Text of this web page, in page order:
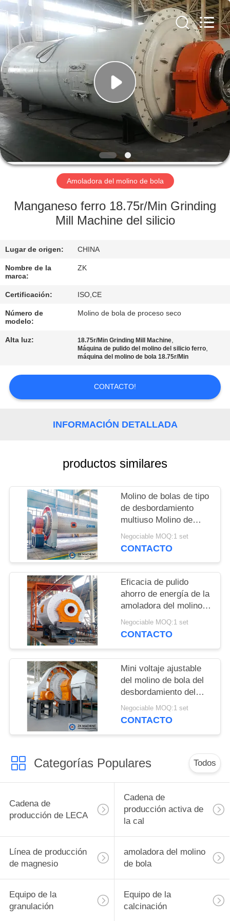
HOGAR
PRODUCTOS
VÍDEOS
DEMOSTRACIÓN
DE
SOBRE
VIAJE
DE
LA
FÁBRICA
CALIDAD
NOTICIAS
PIDA
UNA
CITA
MAPA
DEL
SITIO
POLÍTICA
PRIVACIDAD
Mining
Machinery
CO.Ltd.
Rights
Reserved.
Developed
by
ECER
Amoladora del molino de bola
Manganeso ferro 18.75r/Min Grinding
Mill Machine del silicio
Lugar de origen: CHINA
Nombre de la
marca:
ZK
Certificación: ISO,CE
Número de
modelo:
Molino de bola de proceso seco
Alta luz: 18.75r/Min Grinding Mill Machine,
Máquina de pulido del molino del silicio ferro,
máquina del molino de bola 18.75r/Min
CONTACTO!
INFORMACIÓN DETALLADA
productos similares
Molino de bolas de tipo
de desbordamiento
multiuso Molino de
bolas de tipo de
desbordamiento
Negociable MOQ:1 set
CONTACTO
Eficacia de pulido
ahorro de energía de la
amoladora del molino
de bola del mineral del
oro de la explotación
Negociable MOQ:1 set
CONTACTO
Mini voltaje ajustable
del molino de bola del
desbordamiento del
cemento con la
certificación del CE del
Negociable MOQ:1 set
CONTACTO
Categorías Populares Todos
Cadena de
producción de LECA
Cadena de
producción activa de
la cal
Línea de producción
de magnesio
amoladora del molino
de bola
Equipo de la
granulación
Equipo de la
calcinación